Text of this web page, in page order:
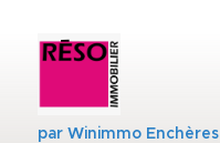
parWinimmo Enchères